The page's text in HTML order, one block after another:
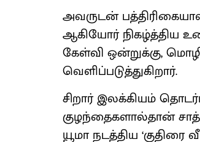
அவருடன்
ஆகியோர் நிகழ்த்திய
கேள்வி ஒன்றுக்கு,
வெளிப்படுத்துகிறார்.
சிறார் இலக்கியம்
குழந்தைகளால்தான்
யூமா நடத்திய